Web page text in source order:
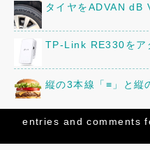
タイヤをADVAN dB
TP-Link RE330をア
縦の3本線「≡」と縦
京阪80型82号車の車
entries andcomments